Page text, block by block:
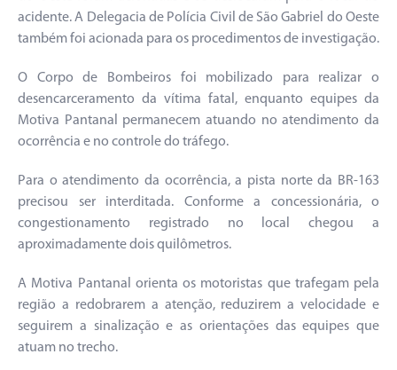
acidente. A Delegacia de Polícia Civil de São Gabriel do Oeste
também foi acionada para os procedimentos de investigação.
O Corpo de Bombeiros foi mobilizado para realizar o
desencarceramento da vítima fatal, enquanto equipes da
Motiva Pantanal permanecem atuando no atendimento da
ocorrência e no controle do tráfego.
Para o atendimento da ocorrência, a pista norte da BR-163
precisou ser interditada. Conforme a concessionária, o
congestionamento registrado no local chegou a
aproximadamente dois quilômetros.
A Motiva Pantanal orienta os motoristas que trafegam pela
região a redobrarem a atenção, reduzirem a velocidade e
seguirem a sinalização e as orientações das equipes que
atuam no trecho.